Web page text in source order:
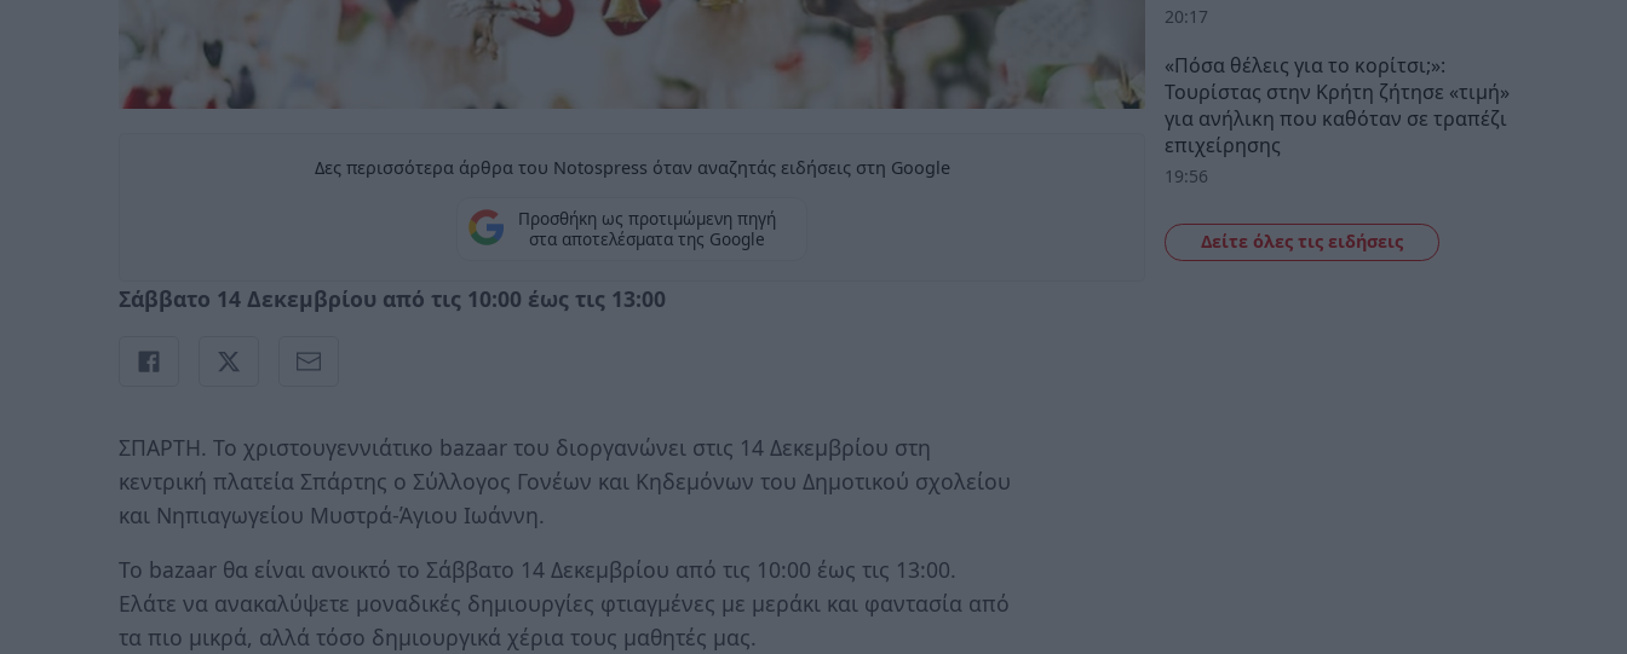
Δες περισσότερα άρθρα του Notospress όταν αναζητάς ειδήσεις στη Google
Προσθήκη ως προτιμώμενη πηγή
στα αποτελέσματα της Google
Σάββατο 14 Δεκεμβρίου από τις 10:00 έως τις 13:00
ΣΠΑΡΤΗ. Το χριστουγεννιάτικο bazaar του διοργανώνει στις 14 Δεκεμβρίου στη
κεντρική πλατεία Σπάρτης ο Σύλλογος Γονέων και Κηδεμόνων του Δημοτικού σχολείου
και Νηπιαγωγείου Μυστρά-Άγιου Ιωάννη.
Το bazaar θα είναι ανοικτό το Σάββατο 14 Δεκεμβρίου από τις 10:00 έως τις 13:00.
Ελάτε να ανακαλύψετε μοναδικές δημιουργίες φτιαγμένες με μεράκι και φαντασία από
τα πιο μικρά, αλλά τόσο δημιουργικά χέρια τους μαθητές μας.
20:17
«Πόσα θέλεις για το κορίτσι;»:
Τουρίστας στην Κρήτη ζήτησε «τιμή»
για ανήλικη που καθόταν σε τραπέζι
επιχείρησης
19:56
Δείτε όλες τις ειδήσεις